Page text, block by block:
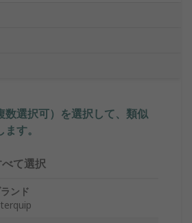
数選択可）を選択して、類似
す。
て選択
ンド